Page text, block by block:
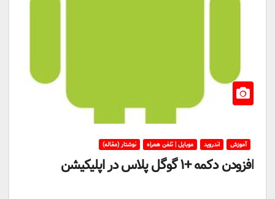
آموزش اندروید موبایل | تلفن همراه نوشتار (مقاله)
افزودن دکمه +۱ گوگل پلاس در اپلیکیشن